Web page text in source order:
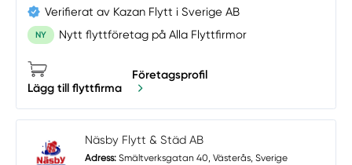
Verifierat av Kazan Flytt i Sverige AB
NY Nytt flyttföretag på Alla Flyttfirmor
Lägg till flyttfirma
Företagsprofil
Näsby Flytt & Städ AB
Adress: Smältverksgatan 40, Västerås, Sverige